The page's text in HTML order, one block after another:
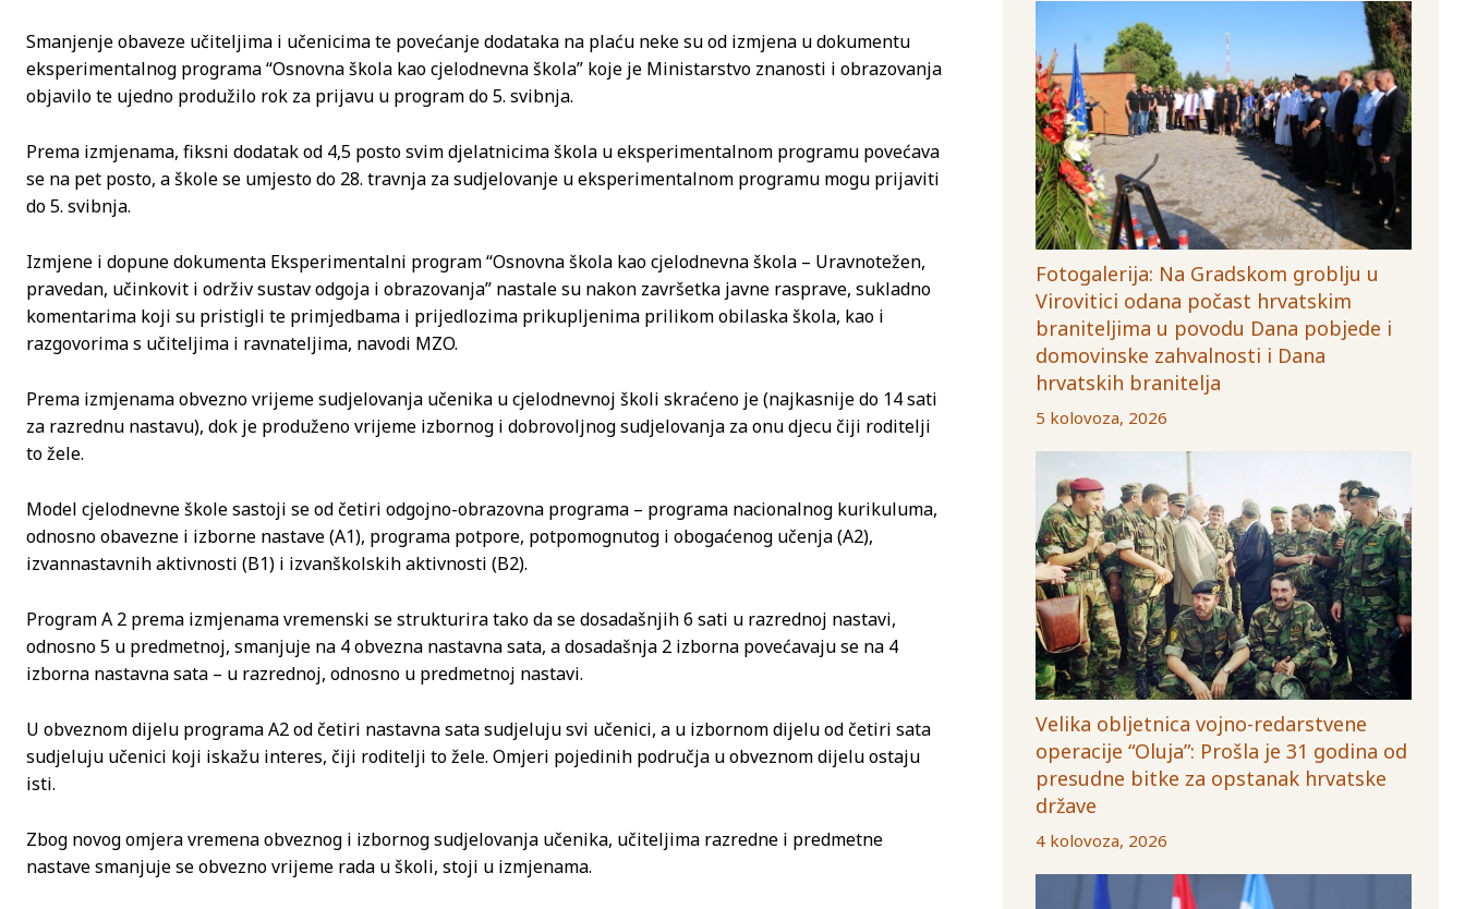
Smanjenje obaveze učiteljima i učenicima te povećanje dodataka na plaću neke su od izmjena u dokumentu
eksperimentalnog programa “Osnovna škola kao cjelodnevna škola” koje je Ministarstvo znanosti i obrazovanja
objavilo te ujedno produžilo rok za prijavu u program do 5. svibnja.
Prema izmjenama, fiksni dodatak od 4,5 posto svim djelatnicima škola u eksperimentalnom programu povećava
se na pet posto, a škole se umjesto do 28. travnja za sudjelovanje u eksperimentalnom programu mogu prijaviti
do 5. svibnja.
Izmjene i dopune dokumenta Eksperimentalni program “Osnovna škola kao cjelodnevna škola – Uravnotežen,
pravedan, učinkovit i održiv sustav odgoja i obrazovanja” nastale su nakon završetka javne rasprave, sukladno
komentarima koji su pristigli te primjedbama i prijedlozima prikupljenima prilikom obilaska škola, kao i
razgovorima s učiteljima i ravnateljima, navodi MZO.
Prema izmjenama obvezno vrijeme sudjelovanja učenika u cjelodnevnoj školi skraćeno je (najkasnije do 14 sati
za razrednu nastavu), dok je produženo vrijeme izbornog i dobrovoljnog sudjelovanja za onu djecu čiji roditelji
to žele.
Model cjelodnevne škole sastoji se od četiri odgojno-obrazovna programa – programa nacionalnog kurikuluma,
odnosno obavezne i izborne nastave (A1), programa potpore, potpomognutog i obogaćenog učenja (A2),
izvannastavnih aktivnosti (B1) i izvanškolskih aktivnosti (B2).
Program A 2 prema izmjenama vremenski se strukturira tako da se dosadašnjih 6 sati u razrednoj nastavi,
odnosno 5 u predmetnoj, smanjuje na 4 obvezna nastavna sata, a dosadašnja 2 izborna povećavaju se na 4
izborna nastavna sata – u razrednoj, odnosno u predmetnoj nastavi.
U obveznom dijelu programa A2 od četiri nastavna sata sudjeluju svi učenici, a u izbornom dijelu od četiri sata
sudjeluju učenici koji iskažu interes, čiji roditelji to žele. Omjeri pojedinih područja u obveznom dijelu ostaju
isti.
Zbog novog omjera vremena obveznog i izbornog sudjelovanja učenika, učiteljima razredne i predmetne
nastave smanjuje se obvezno vrijeme rada u školi, stoji u izmjenama.
Fotogalerija: Na Gradskom groblju u
Virovitici odana počast hrvatskim
braniteljima u povodu Dana pobjede i
domovinske zahvalnosti i Dana
hrvatskih branitelja
5 kolovoza, 2026
Velika obljetnica vojno-redarstvene
operacije “Oluja”: Prošla je 31 godina od
presudne bitke za opstanak hrvatske
države
4 kolovoza, 2026